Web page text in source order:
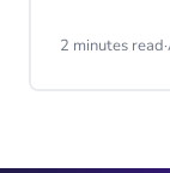
markt.
2 minutes read·